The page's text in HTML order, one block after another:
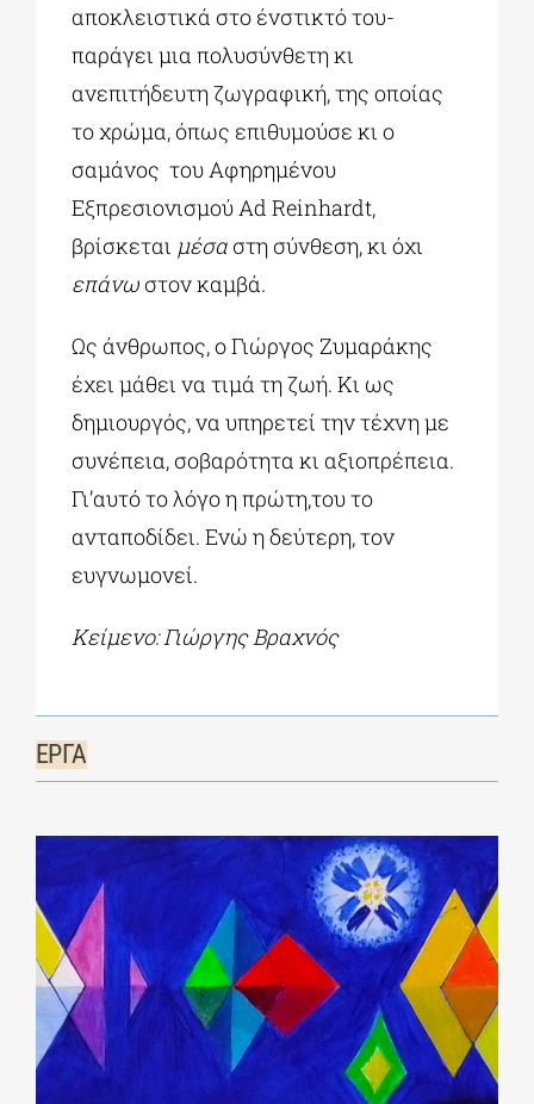
αποκλειστικά στο ένστικτό του-
παράγει μια πολυσύνθετη κι
ανεπιτήδευτη ζωγραφική, της οποίας
το χρώμα, όπως επιθυμούσε κι ο
σαμάνος του Αφηρημένου
Εξπρεσιονισμού Ad Reinhardt,
βρίσκεται μέσα στη σύνθεση, κι όχι
επάνωστον καμβά.
Ως άνθρωπος, ο Γιώργος Ζυμαράκης
έχει μάθει να τιμά τη ζωή. Κι ως
δημιουργός, να υπηρετεί την τέχνη με
συνέπεια, σοβαρότητα κι αξιοπρέπεια.
Γι’αυτό το λόγο η πρώτη,του το
ανταποδίδει. Ενώ η δεύτερη, τον
ευγνωμονεί.
Κείμενο: Γιώργης Βραχνός
ΕΡΓΑ